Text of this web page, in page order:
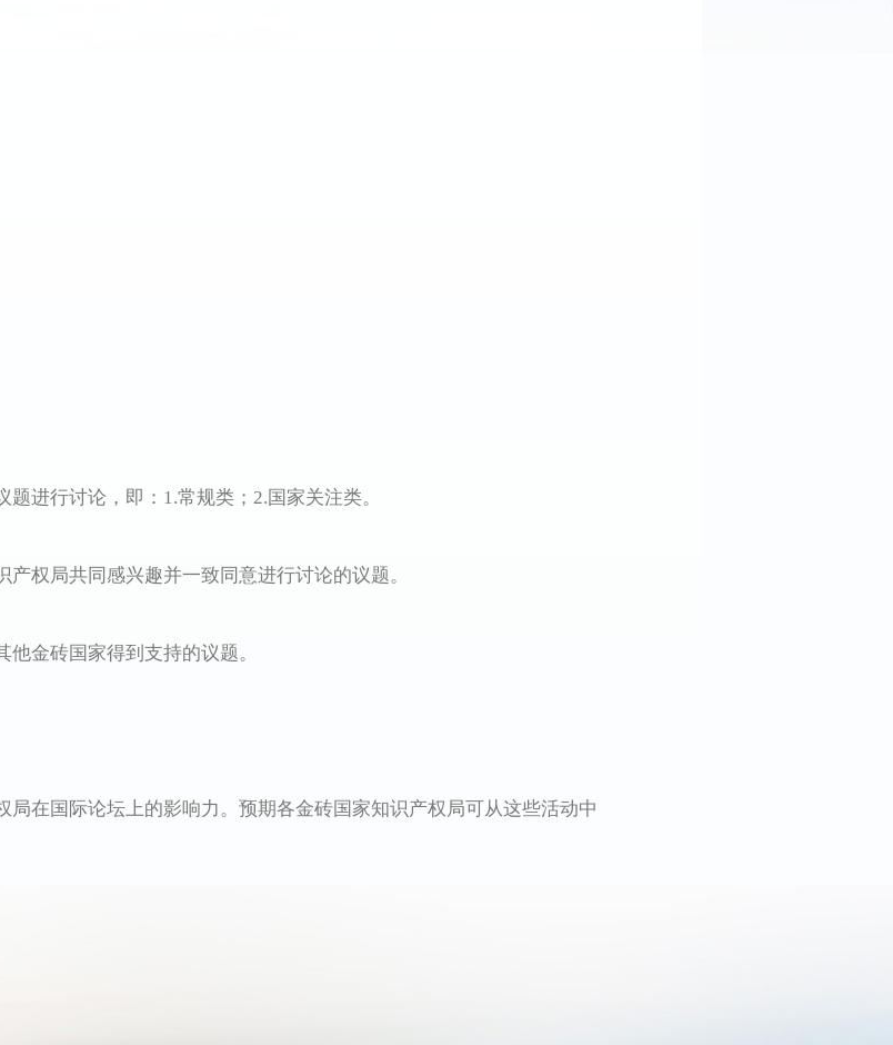
行讨论，即：1.常规类；2.国家关注类。
权局共同感兴趣并一致同意进行讨论的议题。
金砖国家得到支持的议题。
在国际论坛上的影响力。预期各金砖国家知识产权局可从这些活动中